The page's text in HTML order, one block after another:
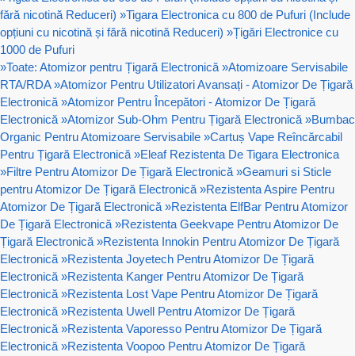
fără nicotină Reduceri) »Tigara Electronica cu 800 de Pufuri (Include
opțiuni cu nicotină și fără nicotină Reduceri) »Țigări Electronice cu
1000 de Pufuri
»Toate: Atomizor pentru Țigară Electronică »Atomizoare Servisabile
RTA/RDA »Atomizor Pentru Utilizatori Avansați - Atomizor De Țigară
Electronică »Atomizor Pentru Începători - Atomizor De Țigară
Electronică »Atomizor Sub-Ohm Pentru Țigară Electronică »Bumbac
Organic Pentru Atomizoare Servisabile »Cartuș Vape Reîncărcabil
Pentru Țigară Electronică »Eleaf Rezistenta De Tigara Electronica
»Filtre Pentru Atomizor De Țigară Electronică »Geamuri si Sticle
pentru Atomizor De Țigară Electronică »Rezistenta Aspire Pentru
Atomizor De Țigară Electronică »Rezistenta ElfBar Pentru Atomizor
De Țigară Electronică »Rezistenta Geekvape Pentru Atomizor De
Țigară Electronică »Rezistenta Innokin Pentru Atomizor De Țigară
Electronică »Rezistenta Joyetech Pentru Atomizor De Țigară
Electronică »Rezistenta Kanger Pentru Atomizor De Țigară
Electronică »Rezistenta Lost Vape Pentru Atomizor De Țigară
Electronică »Rezistenta Uwell Pentru Atomizor De Țigară
Electronică »Rezistenta Vaporesso Pentru Atomizor De Țigară
Electronică »Rezistenta Voopoo Pentru Atomizor De Țigară